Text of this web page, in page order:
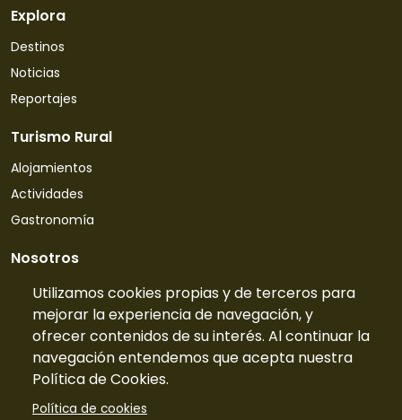
Utilizamos cookies propias y de terceros para
mejorar la experiencia de navegación, y
ofrecer contenidos de su interés. Al continuar la
navegación entendemos que acepta nuestra
Política de Cookies.
Política de cookies
Explora
Destinos
Noticias
Reportajes
Turismo Rural
Alojamientos
Actividades
Gastronomía
Nosotros
Quiénes somos
Contacto
Tarifas
Preguntas frecuentes
Información